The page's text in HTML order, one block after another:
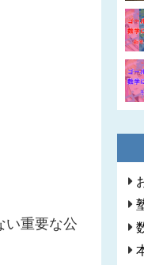
い重要な公